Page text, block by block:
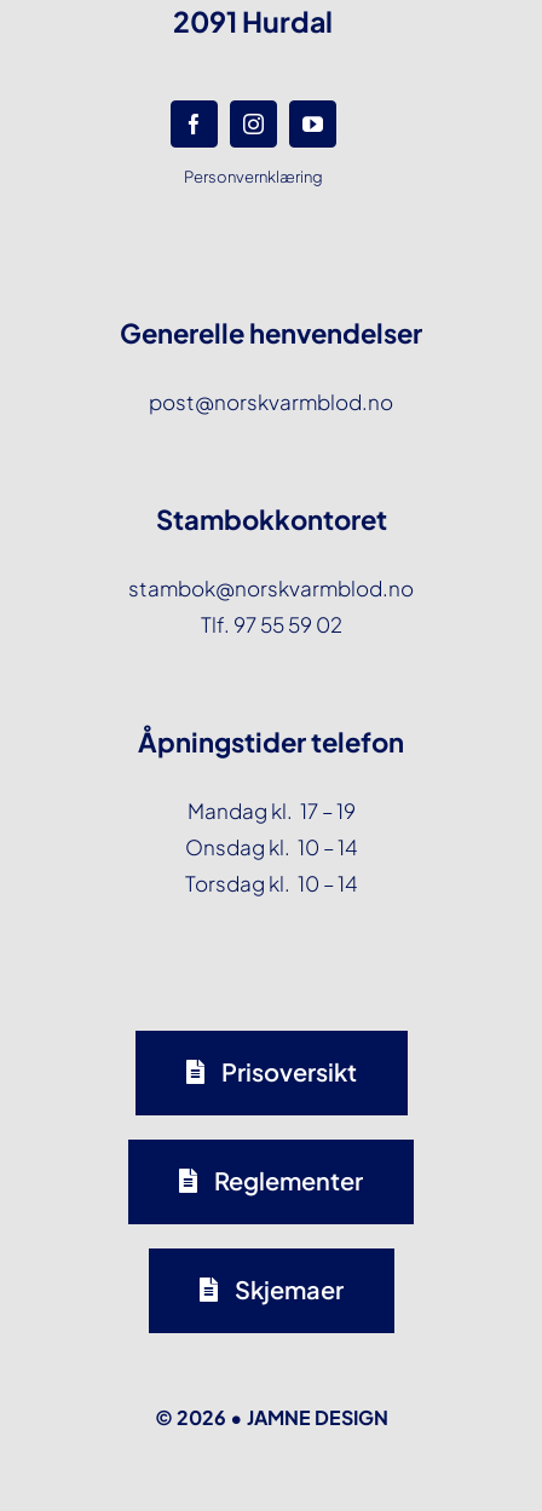
2091 Hurdal
Personvernklæring
Generelle henvendelser
post@norskvarmblod.no
Stambokkontoret
stambok@norskvarmblod.no
Tlf. 97 55 59 02
Åpningstider telefon
Mandag kl. 17 – 19
Onsdag kl. 10 – 14
Torsdag kl. 10 – 14
Prisoversikt
Reglementer
Skjemaer
© 2026 • JAMNE DESIGN